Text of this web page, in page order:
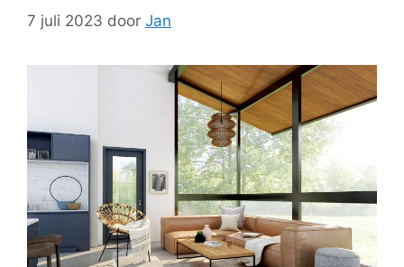
7 juli 2023 door Jan